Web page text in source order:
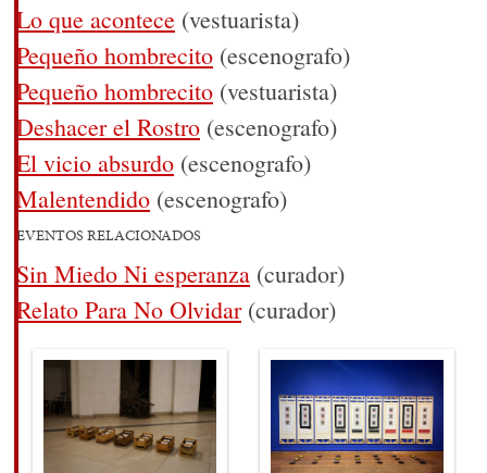
Lo que acontece (vestuarista)
Pequeño hombrecito (escenografo)
Pequeño hombrecito (vestuarista)
Deshacer el Rostro (escenografo)
El vicio absurdo (escenografo)
Malentendido (escenografo)
EVENTOS RELACIONADOS
Sin Miedo Ni esperanza (curador)
Relato Para No Olvidar(curador)